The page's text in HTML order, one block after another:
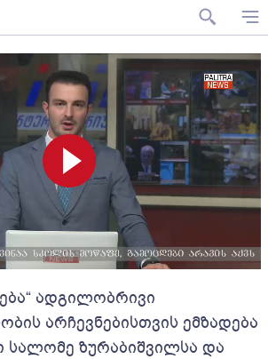
ადგილობრივი
არჩევნებისთვის ემზადება
სალომე ზურაბიშვილსა და